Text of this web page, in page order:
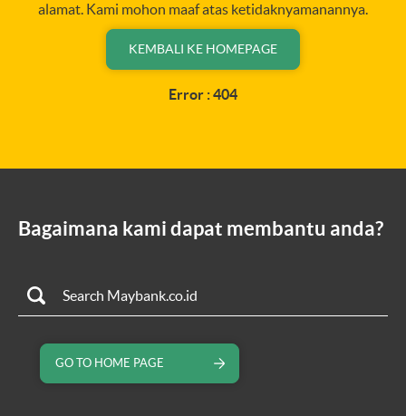
alamat. Kami mohon maaf atas ketidaknyamanannya.
KEMBALI KE HOMEPAGE
Error : 404
Bagaimana kami dapat membantu anda?
GO TO HOME PAGE